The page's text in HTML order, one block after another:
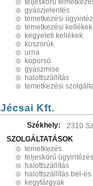
teljeskörű
gyászjelentés
temetkezési
temetkezési kellékek
kegyeleti kellékek
koszorúk
urna
koporsó
gyászmise
halottszállítás
temetkezési
Jécsai Kft.
Székhely:
2310
SZOLGÁLTATÁSOK
temetkezés
teljeskörű ügyintézés
halottszállítás
halottszállítás bel-
kegytárgyak